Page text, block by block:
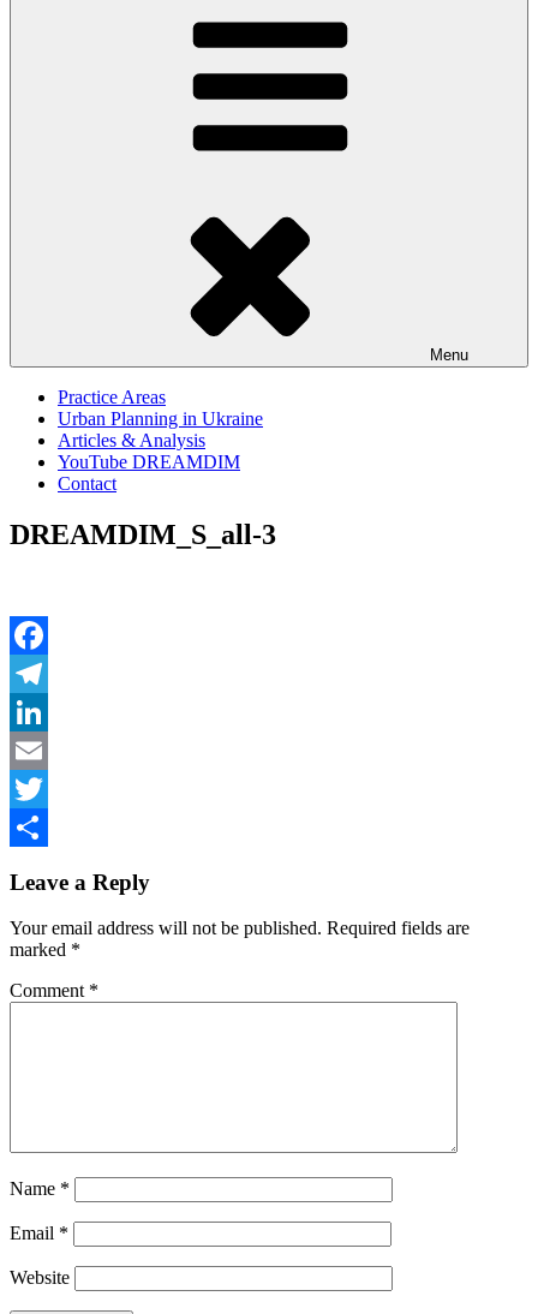
Menu
Practice Areas
Urban Planning in Ukraine
Articles & Analysis
YouTube DREAMDIM
Contact
DREAMDIM_S_all-3
Facebook
Telegram
LinkedIn
Email
Twitter
Leave a Reply
Your email address will not be published. Required fields are
marked *
Comment *
Name *
Email *
Website